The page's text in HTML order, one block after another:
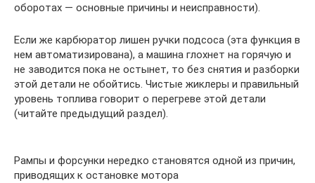
оборотах — основные причины и неисправности).
Если же карбюратор лишен ручки подсоса (эта функция в
нем автоматизирована), а машина глохнет на горячую и
не заводится пока не остынет, то без снятия и разборки
этой детали не обойтись. Чистые жиклеры и правильный
уровень топлива говорит о перегреве этой детали
(читайте предыдущий раздел).
Рампы и форсунки нередко становятся одной из причин,
приводящих к остановке мотора